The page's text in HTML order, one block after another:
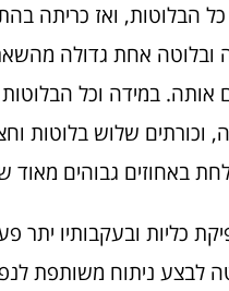
כל הבלוטות, ואז כריתה
ובלוטה אחת גדולה
אותה. במידה וכל
וכורתים שלוש בלוטות
גבוהים מאוד של 95-
כליות ובעקבותיו יתר
לבצע ניתוח משותפת